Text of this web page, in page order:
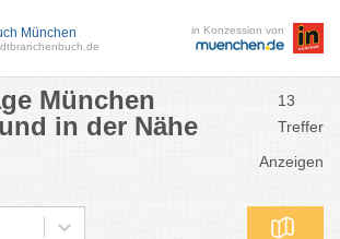
München in Konzession von
München
in der Nähe
13
Treffer
Anzeigen